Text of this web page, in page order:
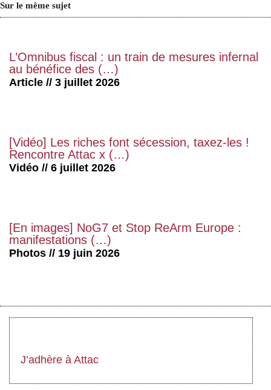
Sur le même sujet
L’Omnibus fiscal : un train de mesures infernal
au bénéfice des (…)
Article // 3 juillet 2026
[Vidéo] Les riches font sécession, taxez-les !
Rencontre Attac x (…)
Vidéo // 6 juillet 2026
[En images] NoG7 et Stop ReArm Europe :
manifestations (…)
Photos // 19 juin 2026
J’adhère à Attac